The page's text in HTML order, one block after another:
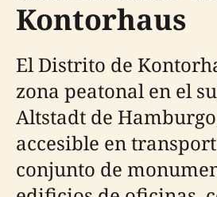
Kontorhaus
El Distrito de
zona peatonal en el
Altstadt de
accesible en
conjunto de